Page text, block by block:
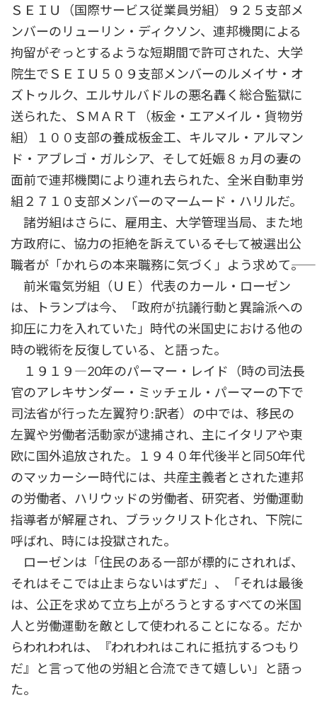
ＳＥＩＵ（国際サービス従業員労組）９２５支部メ
ンバーのリューリン・ディクソン、連邦機関による
拘留がぞっとするような短期間で許可された、大学
院生でＳＥＩＵ５０９支部メンバーのルメイサ・オ
ズトゥルク、エルサルバドルの悪名轟く総合監獄に
送られた、ＳＭＡＲＴ（板金・エアメイル・貨物労
組）１００支部の養成板金工、キルマル・アルマン
ド・アブレゴ・ガルシア、そして妊娠８ヵ月の妻の
面前で連邦機関により連れ去られた、全米自動車労
組２７１０支部メンバーのマームード・ハリルだ。
諸労組はさらに、雇用主、大学管理当局、また地
方政府に、協力の拒絶を訴えている――そして被選出公
職者が「かれらの本来職務に気づく」よう求めて――。
前米電気労組（ＵＥ）代表のカール・ローゼン
は、トランプは今、「政府が抗議行動と異論派への
抑圧に力を入れていた」時代の米国史における他の
時の戦術を反復している、と語った。
１９１９―20年のパーマー・レイド（時の司法長
官のアレキサンダー・ミッチェル・パーマーの下で
司法省が行った左翼狩り:訳者）の中では、移民の
左翼や労働者活動家が逮捕され、主にイタリアや東
欧に国外追放された。１９４０年代後半と同50年代
のマッカーシー時代には、共産主義者とされた連邦
の労働者、ハリウッドの労働者、研究者、労働運動
指導者が解雇され、ブラックリスト化され、下院に
呼ばれ、時には投獄された。
ローゼンは「住民のある一部が標的にされれば、
それはそこでは止まらないはずだ」、「それは最後
は、公正を求めて立ち上がろうとするすべての米国
人と労働運動を敵として使われることになる。だか
らわれわれは、『われわれはこれに抵抗するつもり
だ』と言って他の労組と合流できて嬉しい」と語っ
た。